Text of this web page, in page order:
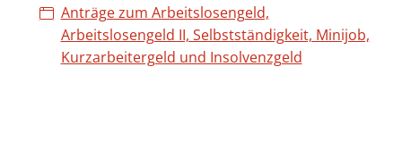
Anträge zum Arbeitslosengeld,
Arbeitslosengeld II, Selbstständigkeit, Minijob,
Kurzarbeitergeld und Insolvenzgeld